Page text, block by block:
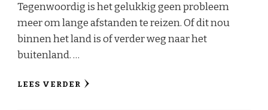
Tegenwoordig is het gelukkig geen probleem
meer om lange afstanden te reizen. Of dit nou
binnen het land is of verder weg naar het
buitenland. …
LEES VERDER